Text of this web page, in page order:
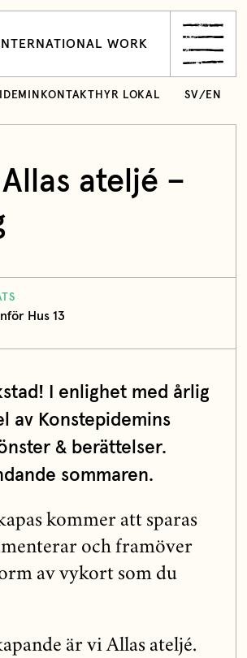
INTERNATIONAL WORK
KONTAKT HYR LOKAL SV/ EN
ateljé –
Hus 13
I enlighet med årlig
av Konstepidemins
& berättelser.
sommaren.
kommer att sparas
och framöver
av vykort som du
är vi Allas ateljé.